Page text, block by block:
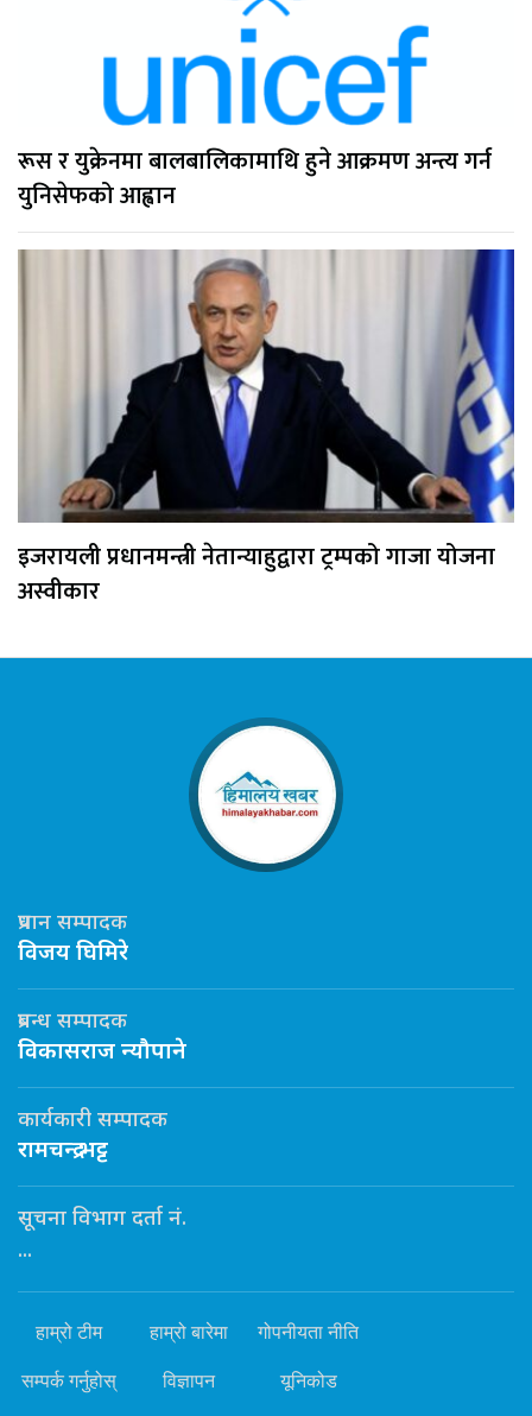
रूस र युक्रेनमा बालबालिकामाथि हुने आक्रमण अन्त्य गर्न
युनिसेफको आह्वान
इजरायली प्रधानमन्त्री नेतान्याहुद्वारा ट्रम्पको गाजा योजना
अस्वीकार
प्रधान सम्पादक
विजय घिमिरे
प्रबन्ध सम्पादक
विकासराज न्यौपाने
कार्यकारी सम्पादक
रामचन्द्र भट्ट
सूचना विभाग दर्ता नं.
...
हाम्रो टीम हाम्रो बारेमा गोपनीयता नीति
सम्पर्क गर्नुहोस् विज्ञापन यूनिकोड